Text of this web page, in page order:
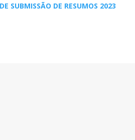
SUBMISSÃO DE RESUMOS 2023